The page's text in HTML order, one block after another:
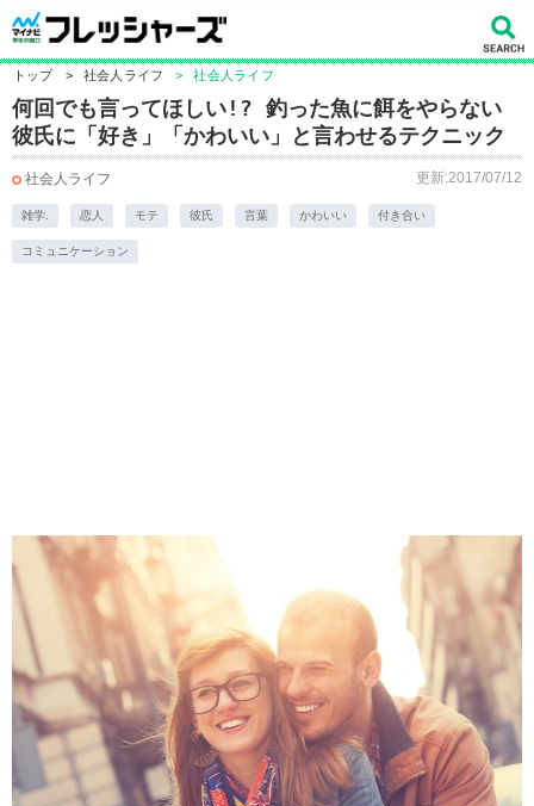
トップ > 社会人ライフ > 社会人ライフ
何回でも言ってほしい!? 釣った魚に餌をやらない
彼氏に「好き」「かわいい」と言わせるテクニック
社会人ライフ 更新:2017/07/12
雑学. 恋人 モテ 彼氏 言葉 かわいい 付き合い
コミュニケーション